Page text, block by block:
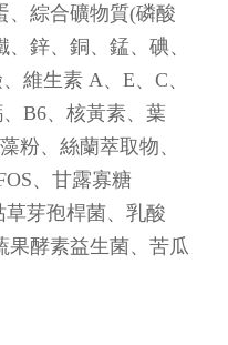
、綜合礦物質(磷酸
鋅、銅、錳、碘、
維生素 A、E、C、
B6、核黃素、葉
粉、絲蘭萃取物、
、甘露寡糖
芽孢桿菌、乳酸
果酵素益生菌、苦瓜